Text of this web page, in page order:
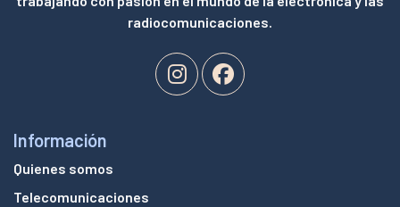
radiocomunicaciones.
Información
Quienes somos
Telecomunicaciones